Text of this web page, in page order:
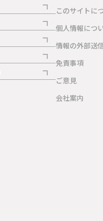
このサイトに
個人情報につ
情報の外部送
免責事項
ご意見
会社案内